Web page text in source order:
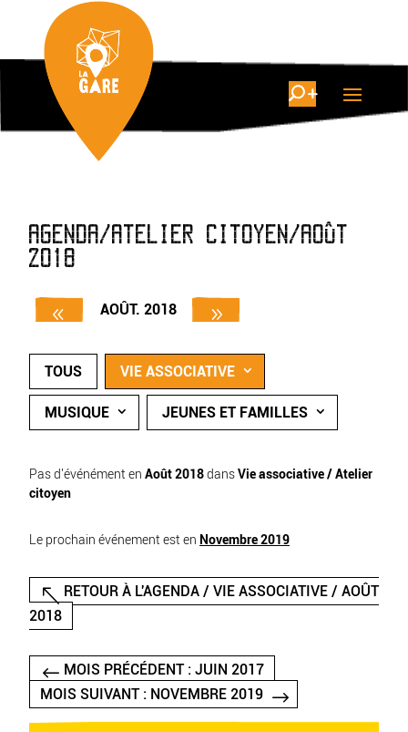
AGENDA/ATELIER CITOYEN/AOÛT
2018
AOÛT. 2018
TOUS VIE ASSOCIATIVE
MUSIQUE JEUNES ET FAMILLES
Pas d'événément en Août 2018dansVie associative / Atelier
citoyen
Le prochain événement est en Novembre 2019
RETOUR À L'AGENDA / VIE ASSOCIATIVE / AOÛT
2018
MOIS PRÉCÉDENT : JUIN 2017
MOIS SUIVANT : NOVEMBRE 2019